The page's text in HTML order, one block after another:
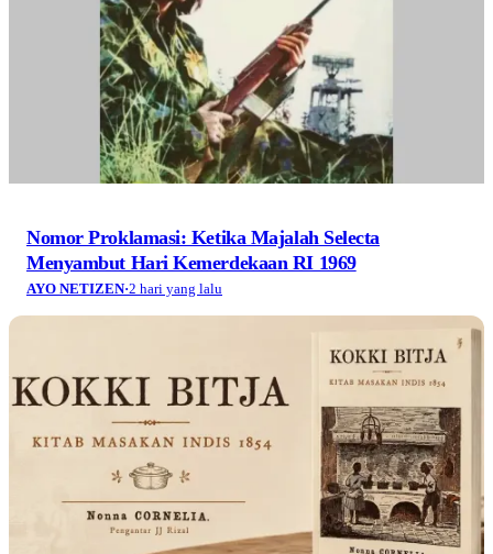
Nomor Proklamasi: Ketika Majalah Selecta
Menyambut Hari Kemerdekaan RI 1969
AYO NETIZEN·2 hari yang lalu